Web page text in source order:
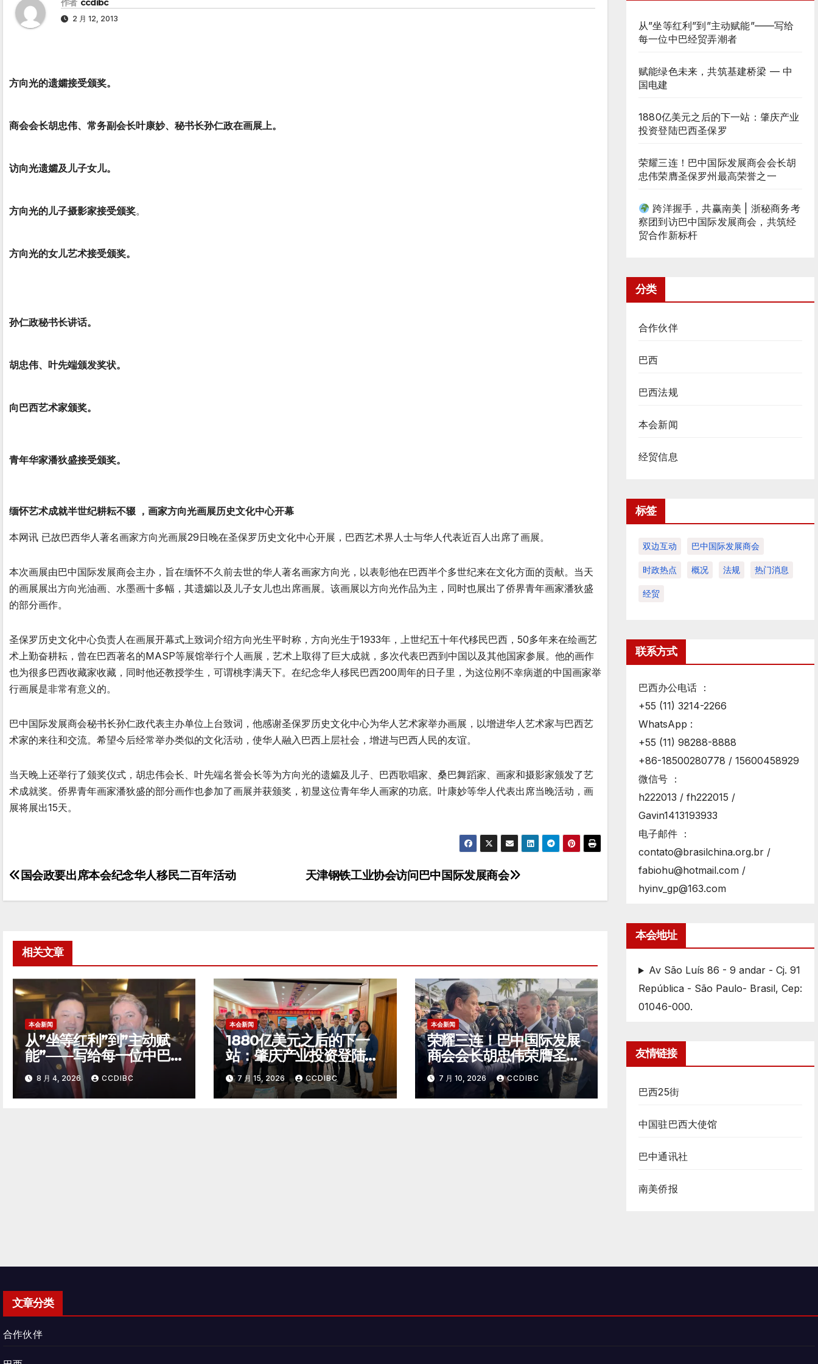
作者 ccdibc
2 月 12, 2013
方向光的遗孀接受颁奖。
商会会长胡忠伟、常务副会长叶康妙、秘书长孙仁政在画展上。
访向光遗孀及儿子女儿。
方向光的儿子摄影家接受颁奖。
方向光的女儿艺术接受颁奖。
孙仁政秘书长讲话。
胡忠伟、叶先端颁发奖状。
向巴西艺术家颁奖。
青年华家潘狄盛接受颁奖。
缅怀艺术成就半世纪耕耘不辍 ，画家方向光画展历史文化中心开幕
本网讯 已故巴西华人著名画家方向光画展29日晚在圣保罗历史文化中心开展，巴西艺术界人士与华人代表近百人出席了画展。
本次画展由巴中国际发展商会主办，旨在缅怀不久前去世的华人著名画家方向光，以表彰他在巴西半个多世纪来在文化方面的贡献。当天
的画展展出方向光油画、水墨画十多幅，其遗孀以及儿子女儿也出席画展。该画展以方向光作品为主，同时也展出了侨界青年画家潘狄盛
的部分画作。
圣保罗历史文化中心负责人在画展开幕式上致词介绍方向光生平时称，方向光生于1933年，上世纪五十年代移民巴西，50多年来在绘画艺
术上勤奋耕耘，曾在巴西著名的MASP等展馆举行个人画展，艺术上取得了巨大成就，多次代表巴西到中国以及其他国家参展。他的画作
也为很多巴西收藏家收藏，同时他还教授学生，可谓桃李满天下。在纪念华人移民巴西200周年的日子里，为这位刚不幸病逝的中国画家举
行画展是非常有意义的。
巴中国际发展商会秘书长孙仁政代表主办单位上台致词，他感谢圣保罗历史文化中心为华人艺术家举办画展，以增进华人艺术家与巴西艺
术家的来往和交流。希望今后经常举办类似的文化活动，使华人融入巴西上层社会，增进与巴西人民的友谊。
当天晚上还举行了颁奖仪式，胡忠伟会长、叶先端名誉会长等为方向光的遗孀及儿子、巴西歌唱家、桑巴舞蹈家、画家和摄影家颁发了艺
术成就奖。侨界青年画家潘狄盛的部分画作也参加了画展并获颁奖，初显这位青年华人画家的功底。叶康妙等华人代表出席当晚活动，画
展将展出15天。
文
章
航
天津钢铁工业协会访问巴中国际发展商会
国会政要出席本会纪念华人移民二百年活动
相关文章
本会新闻
从”坐等红利”到”主动赋
能”——写给每一位中巴
经贸弄潮者
8 月 4, 2026 CCDIBC
本会新闻
1880亿美元之后的下一
站：肇庆产业投资登陆巴
西圣保罗
7 月 15, 2026 CCDIBC
本会新闻
荣耀三连！巴中国际发展
商会会长胡忠伟荣膺圣保
罗州最高荣誉之一
7 月 10, 2026 CCDIBC
从”坐等红利”到”主动赋能”——写给
每一位中巴经贸弄潮者
赋能绿色未来，共筑基建桥梁 — 中
国电建
1880亿美元之后的下一站：肇庆产业
投资登陆巴西圣保罗
荣耀三连！巴中国际发展商会会长胡
忠伟荣膺圣保罗州最高荣誉之一
跨洋握手，共赢南美 | 浙秘商务考
察团到访巴中国际发展商会，共筑经
贸合作新标杆
分类
合作伙伴
巴西
巴西法规
本会新闻
经贸信息
标签
双边互动 巴中国际发展商会
时政热点 概况 法规 热门消息
经贸
联系方式
巴西办公电话 ：
+55 (11) 3214-2266
WhatsApp :
+55 (11) 98288-8888
+86-18500280778 / 15600458929
微信号 ：
h222013 / fh222015 /
Gavin1413193933
电子邮件 ：
contato@brasilchina.org.br /
fabiohu@hotmail.com /
hyinv_gp@163.com
本会地址
Av São Luís 86 - 9 andar - Cj. 91
República - São Paulo- Brasil, Cep:
01046-000.
友情链接
巴西25街
中国驻巴西大使馆
巴中通讯社
南美侨报
文章分类
合作伙伴